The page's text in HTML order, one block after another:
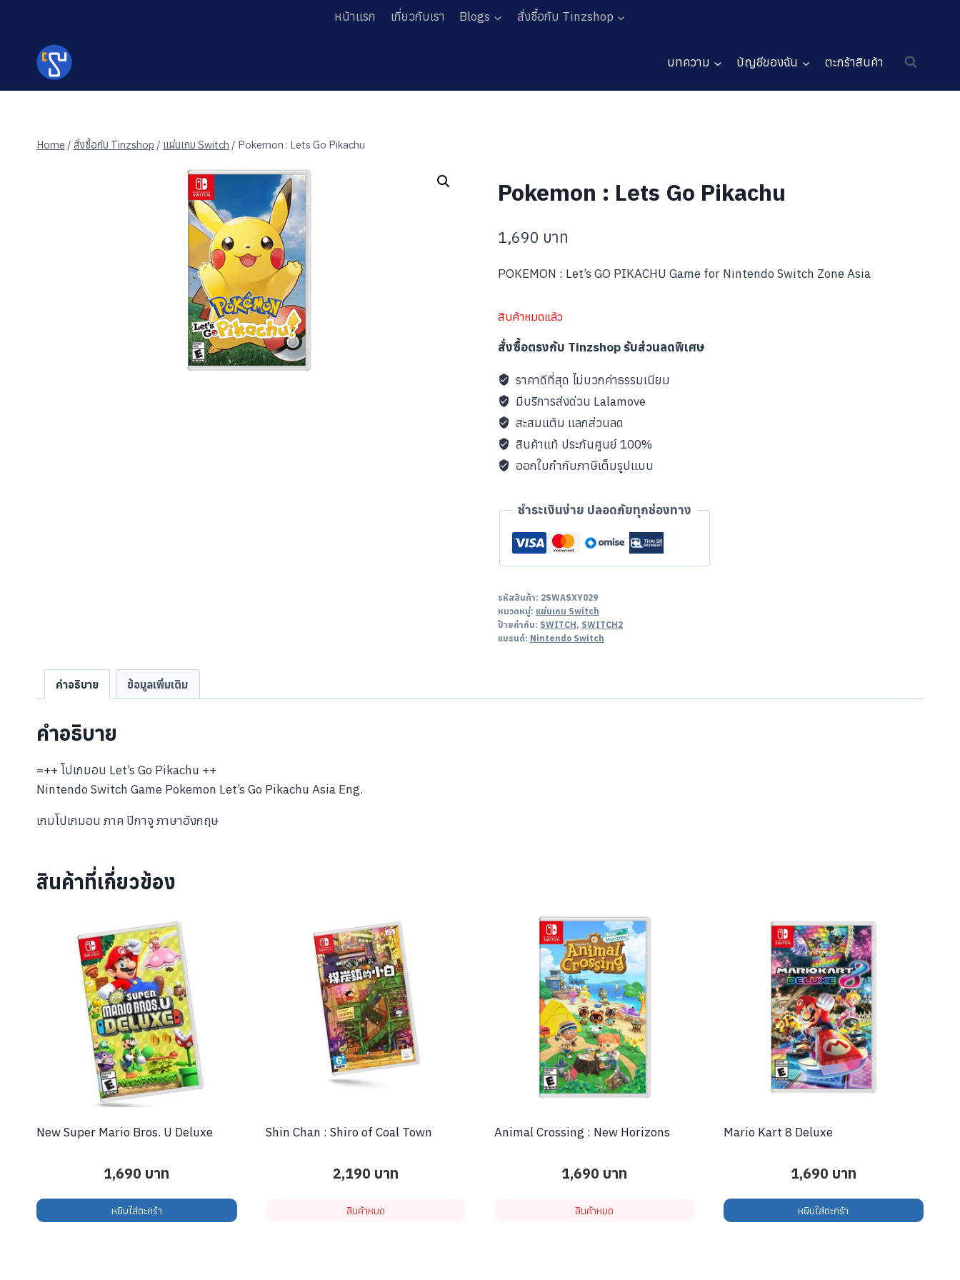
content
หน้าแรก เกี่ยวกับเรา Blogs สั่งซื้อกับ Tinzshop
บทความ บัญชีของฉัน ตะกร้าสินค้า
Home / สั่งซื้อกับ Tinzshop / แผ่นเกม Switch / Pokemon : Lets Go Pikachu
Pokemon : Lets Go Pikachu
1,690 บาท
POKEMON : Let’s GO PIKACHU Game for Nintendo Switch Zone Asia
สินค้าหมดแล้ว
สั่งซื้อตรงกับ Tinzshop รับส่วนลดพิเศษ
ราคาดีที่สุด ไม่บวกค่าธรรมเนียม
มีบริการส่งด่วน Lalamove
สะสมแต้ม แลกส่วนลด
สินค้าแท้ ประกันศูนย์ 100%
ออกใบกำกับภาษีเต็มรูปแบบ
ชำระเงินง่าย ปลอดภัยทุกช่องทาง
รหัสสินค้า: 2SWASXY029
หมวดหมู่: แผ่นเกม Switch
ป้ายกำกับ: SWITCH, SWITCH2
แบรนด์: Nintendo Switch
คำอธิบาย ข้อมูลเพิ่มเติม
คำอธิบาย
=++ โปเกมอน Let’s Go Pikachu ++
Nintendo Switch Game Pokemon Let’s Go Pikachu Asia Eng.
เกมโปเกมอน ภาค ปิกาจู ภาษาอังกฤษ
สินค้าที่เกี่ยวข้อง
New Super Mario Bros. U Deluxe
1,690 บาท
หยิบใส่ตะกร้า
Shin Chan : Shiro of Coal Town
2,190 บาท
สินค้าหมด
Animal Crossing : New Horizons
1,690 บาท
สินค้าหมด
Mario Kart 8 Deluxe
1,690 บาท
หยิบใส่ตะกร้า